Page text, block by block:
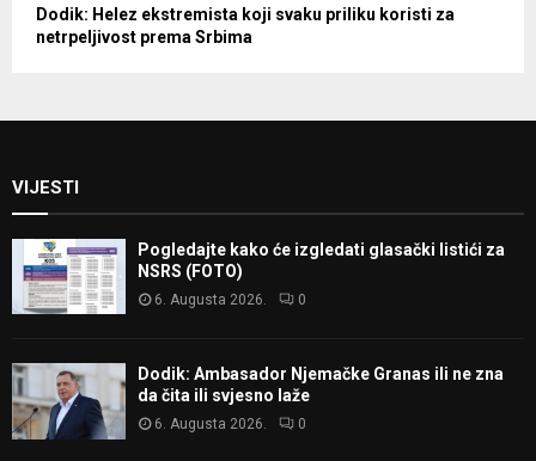
Dodik: Helez ekstremista koji svaku priliku koristi za
netrpeljivost prema Srbima
VIJESTI
Pogledajte kako će izgledati glasački listići za
NSRS (FOTO)
6. Augusta 2026. 0
Dodik: Ambasador Njemačke Granas ili ne zna
da čita ili svjesno laže
6. Augusta 2026. 0